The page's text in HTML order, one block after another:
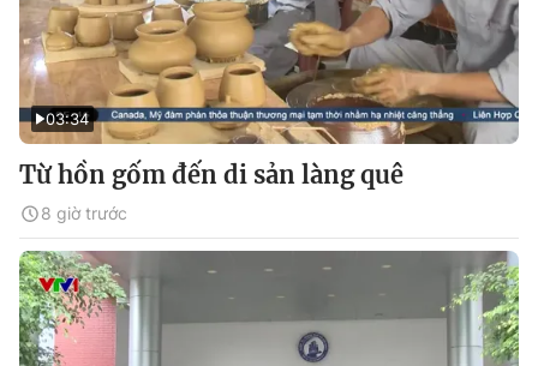
03:34
Từ hồn gốm đến di sản làng quê
8 giờ trước